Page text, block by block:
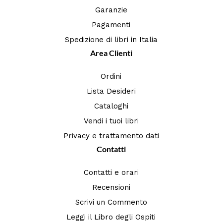
Garanzie
Pagamenti
Spedizione di libri in Italia
Area Clienti
Ordini
Lista Desideri
Cataloghi
Vendi i tuoi libri
Privacy e trattamento dati
Contatti
Contatti e orari
Recensioni
Scrivi un Commento
Leggi il Libro degli Ospiti